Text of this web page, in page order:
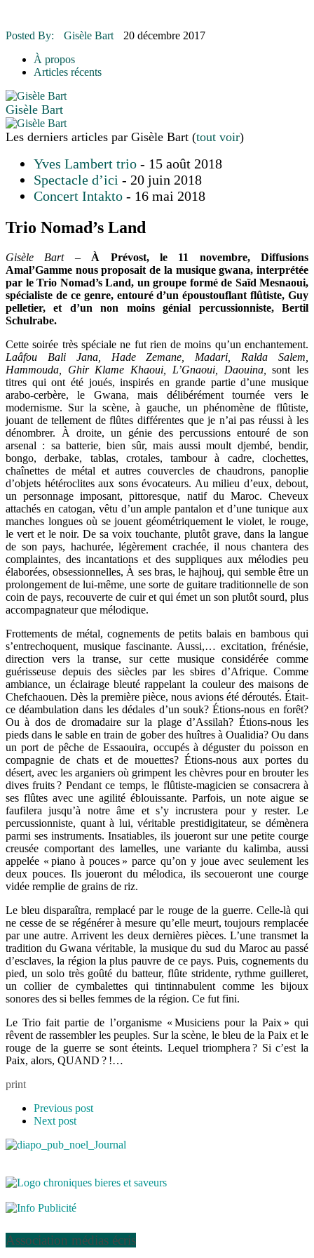
16 juillet 2026 | ENVIRONNEMENT
16 juillet 2026
Posted By: Gisèle Bart
20 décembre 2017
À propos
Articles récents
Gisèle Bart
Les derniers articles par Gisèle Bart (tout voir)
Yves Lambert trio - 15 août 2018
Spectacle d’ici - 20 juin 2018
Concert Intakto - 16 mai 2018
Trio Nomad’s Land
Gisèle Bart –À Prévost, le 11 novembre, Diffusions
Amal’Gamme nous proposait de la musique gwana, interprétée
par le Trio Nomad’s Land, un groupe formé de Saïd Mesnaoui,
spécialiste de ce genre, entouré d’un époustouflant flûtiste, Guy
pelletier, et d’un non moins génial percussionniste, Bertil
Schulrabe.
Cette soirée très spéciale ne fut rien de moins qu’un enchantement.
Laâfou Bali Jana, Hade Zemane, Madari, Ralda Salem,
Hammouda, Ghir Klame Khaoui, L’Gnaoui, Daouina,
sont les
titres qui ont été joués, inspirés en grande partie d’une musique
arabo-cerbère, le Gwana, mais délibérément tournée vers le
modernisme. Sur la scène, à gauche, un phénomène de flûtiste,
jouant de tellement de flûtes différentes que je n’ai pas réussi à les
dénombrer. À droite, un génie des percussions entouré de son
arsenal : sa batterie, bien sûr, mais aussi moult djembé, bendir,
bongo, derbake, tablas, crotales, tambour à cadre, clochettes,
chaînettes de métal et autres couvercles de chaudrons, panoplie
d’objets hétéroclites aux sons évocateurs. Au milieu d’eux, debout,
un personnage imposant, pittoresque, natif du Maroc. Cheveux
attachés en catogan, vêtu d’un ample pantalon et d’une tunique aux
manches longues où se jouent géométriquement le violet, le rouge,
le vert et le noir. De sa voix touchante, plutôt grave, dans la langue
de son pays, hachurée, légèrement crachée, il nous chantera des
complaintes, des incantations et des suppliques aux mélodies peu
élaborées, obsessionnelles, À ses bras, le hajhouj, qui semble être un
prolongement de lui-même, une sorte de guitare traditionnelle de son
coin de pays, recouverte de cuir et qui émet un son plutôt sourd, plus
accompagnateur que mélodique.
Frottements de métal, cognements de petits balais en bambous qui
s’entrechoquent, musique fascinante. Aussi,… excitation, frénésie,
direction vers la transe, sur cette musique considérée comme
guérisseuse depuis des siècles par les sbires d’Afrique. Comme
ambiance, un éclairage bleuté rappelant la couleur des maisons de
Chefchaouen. Dès la première pièce, nous avions été déroutés. Était-
ce déambulation dans les dédales d’un souk? Étions-nous en forêt?
Ou à dos de dromadaire sur la plage d’Assilah? Étions-nous les
pieds dans le sable en train de gober des huîtres à Oualidia? Ou dans
un port de pêche de Essaouira, occupés à déguster du poisson en
compagnie de chats et de mouettes? Étions-nous aux portes du
désert, avec les arganiers où grimpent les chèvres pour en brouter les
dives fruits ? Pendant ce temps, le flûtiste-magicien se consacrera à
ses flûtes avec une agilité éblouissante. Parfois, un note aigue se
faufilera jusqu’à notre âme et s’y incrustera pour y rester. Le
percussionniste, quant à lui, véritable prestidigitateur, se démènera
parmi ses instruments. Insatiables, ils joueront sur une petite courge
creusée comportant des lamelles, une variante du kalimba, aussi
appelée « piano à pouces » parce qu’on y joue avec seulement les
deux pouces. Ils joueront du mélodica, ils secoueront une courge
vidée remplie de grains de riz.
Le bleu disparaîtra, remplacé par le rouge de la guerre. Celle-là qui
ne cesse de se régénérer à mesure qu’elle meurt, toujours remplacée
par une autre. Arrivent les deux dernières pièces. L’une transmet la
tradition du Gwana véritable, la musique du sud du Maroc au passé
d’esclaves, la région la plus pauvre de ce pays. Puis, cognements du
pied, un solo très goûté du batteur, flûte stridente, rythme guilleret,
un collier de cymbalettes qui tintinnabulent comme les bijoux
sonores des si belles femmes de la région. Ce fut fini.
Le Trio fait partie de l’organisme « Musiciens pour la Paix » qui
rêvent de rassembler les peuples. Sur la scène, le bleu de la Paix et le
rouge de la guerre se sont éteints. Lequel triomphera ? Si c’est la
Paix, alors, QUAND ? !…
print
Previous post
Next post
Association médias écris